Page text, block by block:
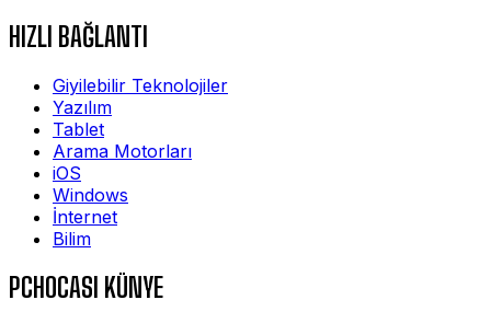
HIZLI BAĞLANTI
Giyilebilir Teknolojiler
Yazılım
Tablet
Arama Motorları
iOS
Windows
İnternet
Bilim
PCHOCASI KÜNYE